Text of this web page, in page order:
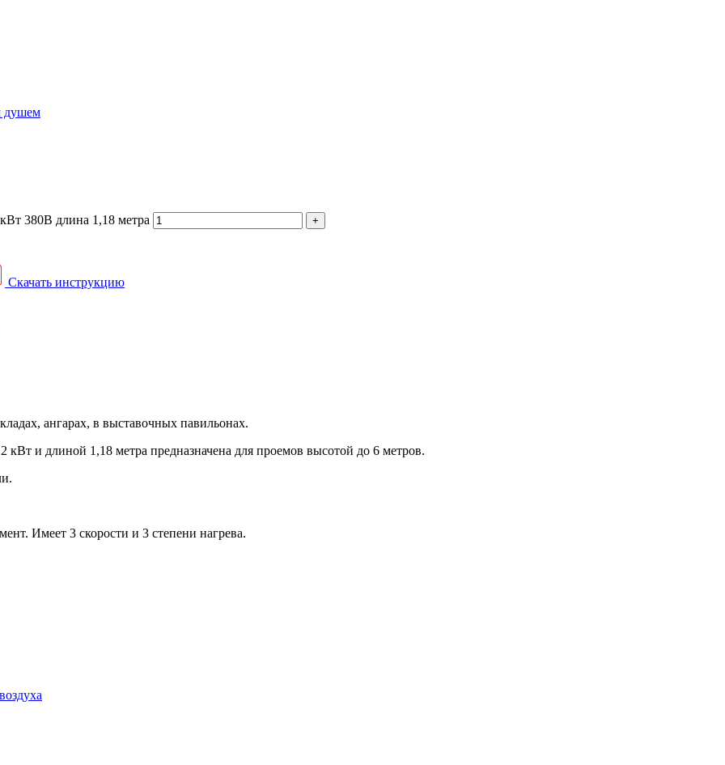
душем
380В длина 1,18 метра
Скачать инструкцию
ангарах, в выставочных павильонах.
и длиной 1,18 метра предназначена для проемов высотой до 6 метров.
Имеет 3 скорости и 3 степени нагрева.